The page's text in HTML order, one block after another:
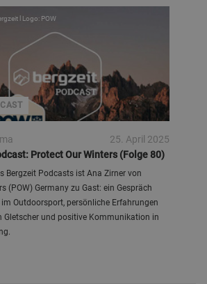
l Logo: POW
25. April 2025
Protect Our Winters (Folge 80)
Bergzeit Podcasts ist Ana Zirner von
(POW) Germany zu Gast: ein Gespräch
Outdoorsport, persönliche Erfahrungen
Gletscher und positive Kommunikation in